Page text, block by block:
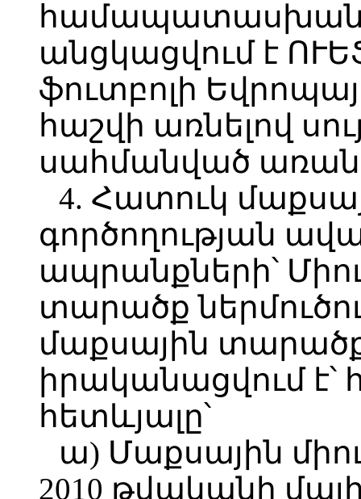
համապատասխան,
անցկացվում է
ֆուտբոլի
հաշվի առնելով
սահմանված
4. Հատուկ
գործողության
ապրանքների՝
տարածք
մաքսային
իրականացվում է՝
հետևյալը՝
ա) Մաքսային
2010 թվականի